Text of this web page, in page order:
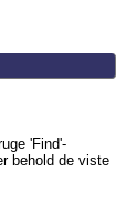
'Find'-
behold de viste